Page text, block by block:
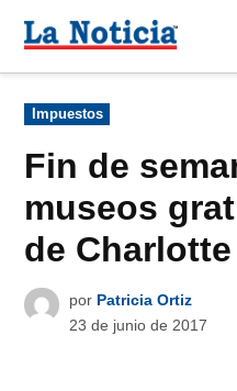
Para mantenerte
contenido
Publicado
en
Impuestos
Fin de
museos
de Charlotte
por Patricia Ortiz
23 de junio de 2017